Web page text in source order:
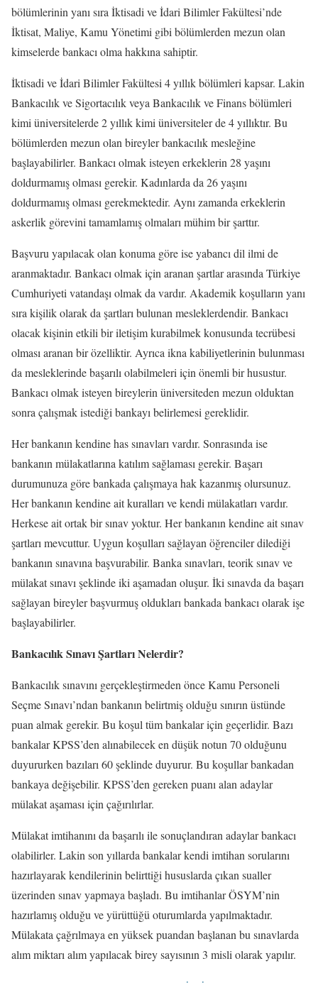
bölümlerinin yanı sıra İktisadi ve İdari Bilimler Fakültesi’nde
İktisat, Maliye, Kamu Yönetimi gibi bölümlerden mezun olan
kimselerde bankacı olma hakkına sahiptir.
İktisadi ve İdari Bilimler Fakültesi 4 yıllık bölümleri kapsar. Lakin
Bankacılık ve Sigortacılık veya Bankacılık ve Finans bölümleri
kimi üniversitelerde 2 yıllık kimi üniversiteler de 4 yıllıktır. Bu
bölümlerden mezun olan bireyler bankacılık mesleğine
başlayabilirler. Bankacı olmak isteyen erkeklerin 28 yaşını
doldurmamış olması gerekir. Kadınlarda da 26 yaşını
doldurmamış olması gerekmektedir. Aynı zamanda erkeklerin
askerlik görevini tamamlamış olmaları mühim bir şarttır.
Başvuru yapılacak olan konuma göre ise yabancı dil ilmi de
aranmaktadır. Bankacı olmak için aranan şartlar arasında Türkiye
Cumhuriyeti vatandaşı olmak da vardır. Akademik koşulların yanı
sıra kişilik olarak da şartları bulunan mesleklerdendir. Bankacı
olacak kişinin etkili bir iletişim kurabilmek konusunda tecrübesi
olması aranan bir özelliktir. Ayrıca ikna kabiliyetlerinin bulunması
da mesleklerinde başarılı olabilmeleri için önemli bir husustur.
Bankacı olmak isteyen bireylerin üniversiteden mezun olduktan
sonra çalışmak istediği bankayı belirlemesi gereklidir.
Her bankanın kendine has sınavları vardır. Sonrasında ise
bankanın mülakatlarına katılım sağlaması gerekir. Başarı
durumunuza göre bankada çalışmaya hak kazanmış olursunuz.
Her bankanın kendine ait kuralları ve kendi mülakatları vardır.
Herkese ait ortak bir sınav yoktur. Her bankanın kendine ait sınav
şartları mevcuttur. Uygun koşulları sağlayan öğrenciler dilediği
bankanın sınavına başvurabilir. Banka sınavları, teorik sınav ve
mülakat sınavı şeklinde iki aşamadan oluşur. İki sınavda da başarı
sağlayan bireyler başvurmuş oldukları bankada bankacı olarak işe
başlayabilirler.
Bankacılık Sınavı Şartları Nelerdir?
Bankacılık sınavını gerçekleştirmeden önce Kamu Personeli
Seçme Sınavı’ndan bankanın belirtmiş olduğu sınırın üstünde
puan almak gerekir. Bu koşul tüm bankalar için geçerlidir. Bazı
bankalar KPSS’den alınabilecek en düşük notun 70 olduğunu
duyururken bazıları 60 şeklinde duyurur. Bu koşullar bankadan
bankaya değişebilir. KPSS’den gereken puanı alan adaylar
mülakat aşaması için çağırılırlar.
Mülakat imtihanını da başarılı ile sonuçlandıran adaylar bankacı
olabilirler. Lakin son yıllarda bankalar kendi imtihan sorularını
hazırlayarak kendilerinin belirttiği hususlarda çıkan sualler
üzerinden sınav yapmaya başladı. Bu imtihanlar ÖSYM’nin
hazırlamış olduğu ve yürüttüğü oturumlarda yapılmaktadır.
Mülakata çağrılmaya en yüksek puandan başlanan bu sınavlarda
alım miktarı alım yapılacak birey sayısının 3 misli olarak yapılır.